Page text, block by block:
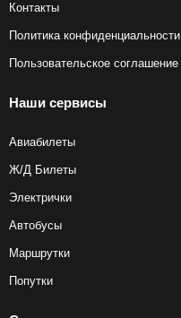
Контакты
Политика конфиденциальности
Пользовательское соглашение
Наши сервисы
Авиабилеты
Ж/Д Билеты
Электрички
Автобусы
Маршрутки
Попутки